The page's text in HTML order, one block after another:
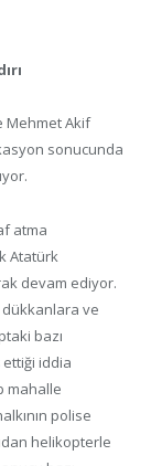
Mehmet Akif
sonucunda
atma
Atatürk
devam ediyor.
dükkanlara ve
bazı
iddia
mahalle
polise
helikopterle